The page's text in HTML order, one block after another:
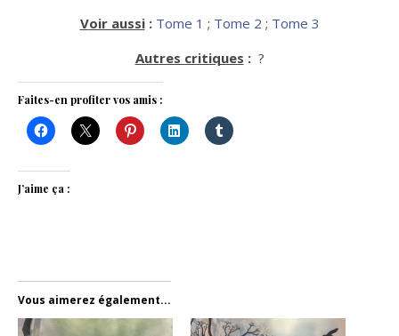
Voir aussi: Tome 1 ; Tome 2 ; Tome 3
Autres critiques : ?
Faites-en profiter vos amis :
J’aime ça :
Vous aimerez également...